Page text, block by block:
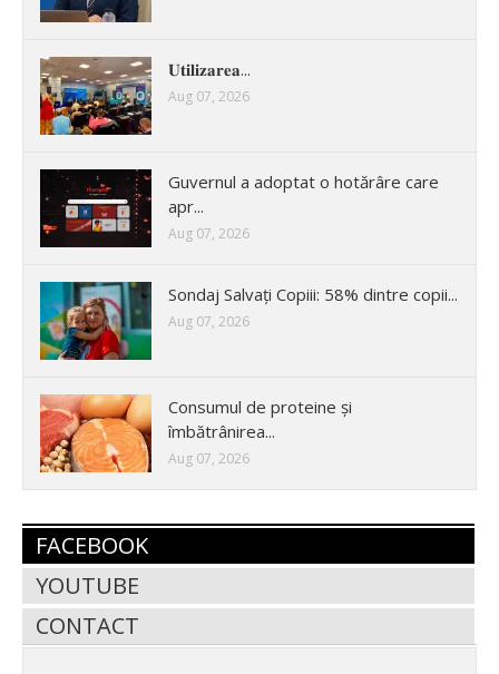
𝐔𝐭𝐢𝐥𝐢𝐳𝐚𝐫𝐞𝐚...
Aug 07, 2026
Guvernul a adoptat o hotărâre care
apr...
Aug 07, 2026
Sondaj Salvați Copiii: 58% dintre copii...
Aug 07, 2026
Consumul de proteine și
îmbătrânirea...
Aug 07, 2026
FACEBOOK
YOUTUBE
CONTACT